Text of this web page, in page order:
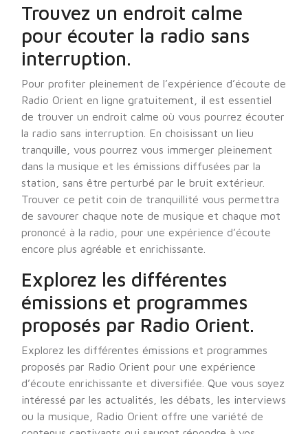
Trouvez un endroit calme
pour écouter la radio sans
interruption.
Pour profiter pleinement de l’expérience d’écoute de
Radio Orient en ligne gratuitement, il est essentiel
de trouver un endroit calme où vous pourrez écouter
la radio sans interruption. En choisissant un lieu
tranquille, vous pourrez vous immerger pleinement
dans la musique et les émissions diffusées par la
station, sans être perturbé par le bruit extérieur.
Trouver ce petit coin de tranquillité vous permettra
de savourer chaque note de musique et chaque mot
prononcé à la radio, pour une expérience d’écoute
encore plus agréable et enrichissante.
Explorez les différentes
émissions et programmes
proposés par Radio Orient.
Explorez les différentes émissions et programmes
proposés par Radio Orient pour une expérience
d’écoute enrichissante et diversifiée. Que vous soyez
intéressé par les actualités, les débats, les interviews
ou la musique, Radio Orient offre une variété de